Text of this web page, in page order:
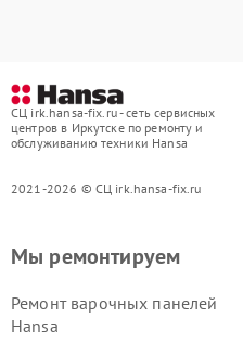
СЦ irk.hansa-fix.ru - сеть сервисных
центров в Иркутске по ремонту и
обслуживанию техники Hansa
2021-2026 © СЦ irk.hansa-fix.ru
Мы ремонтируем
Ремонт варочных панелей
Hansa